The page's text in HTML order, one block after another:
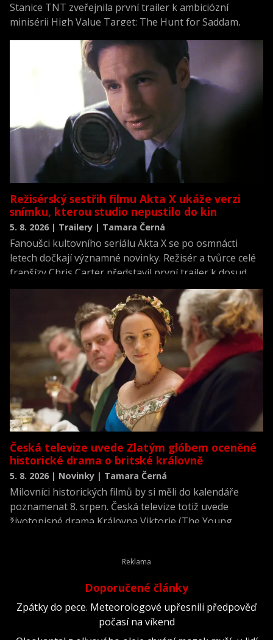
Stanice TNT zveřejnila první trailer k ambiciózní
minisérii High Value Target: The Hunt for Saddam,
novodobých dějin.
Režisérský sestřih filmu Akta X ukáže verzi
snímku, kterou studio nepustilo do kin
5. 8. 2026 | Trailery | Tamara Černá
Fanoušci kultovního seriálu Akta X se po osmnácti
letech dočkají významné novinky. Režisér a tvůrce celé
franšízy Chris Carter představil první trailer k dosud
neviděné režisérské verzi filmu Akta X: Chci uvěřit.
Česká televize uvede Zlatým glóbem oceněné
historické drama o britské královně
5. 8. 2026 | Novinky | Tamara Černá
Milovníci historických filmů by si měli do kalendáře
poznamenat 8. srpen. Česká televize totiž uvede
životopisné drama Královna Viktorie (The Young
Doporučené články
Zpátky do pece. Meteorologové upřesnili předpověď
počasí na víkend